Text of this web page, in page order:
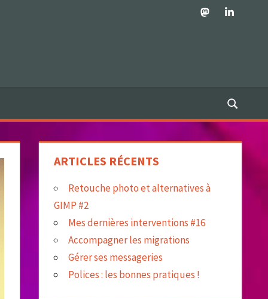
MastodonLinkedIn
ARTICLES RÉCENTS
Retouche photo et alternatives à
GIMP #2
Mes dernières interventions #16
Accompagner les migrations
Gérer ses messageries
Polices : les bonnes pratiques !